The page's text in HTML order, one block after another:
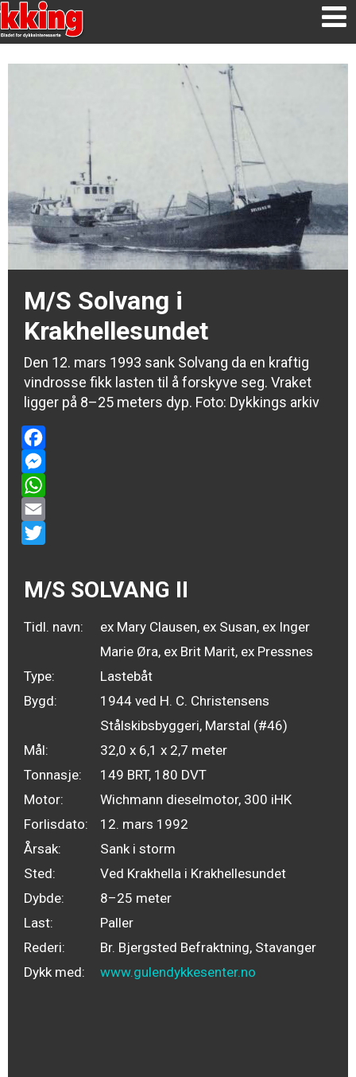
M/S Solvang i
Krakhellesundet
Den 12. mars 1993 sank Solvang da en kraftig
vindrosse fikk lasten til å forskyve seg. Vraket
ligger på 8–25 meters dyp. Foto: Dykkings arkiv
Facebook
Messenger
WhatsApp
Email
M/S SOLVANG II
Tidl. navn:
ex Mary Clausen, ex Susan, ex Inger
Marie Øra, ex Brit Marit, ex Pressnes
Type:
Lastebåt
Bygd:
1944 ved H. C. Christensens
Stålskibsbyggeri, Marstal (#46)
Mål:
32,0 x 6,1 x 2,7 meter
Tonnasje:
149 BRT, 180 DVT
Motor:
Wichmann dieselmotor, 300 iHK
Forlisdato:
12. mars 1992
Årsak:
Sank i storm
Sted:
Ved Krakhella i Krakhellesundet
Dybde:
8–25 meter
Last:
Paller
Rederi:
Br. Bjergsted Befraktning, Stavanger
Dykk med:
www.gulendykkesenter.no